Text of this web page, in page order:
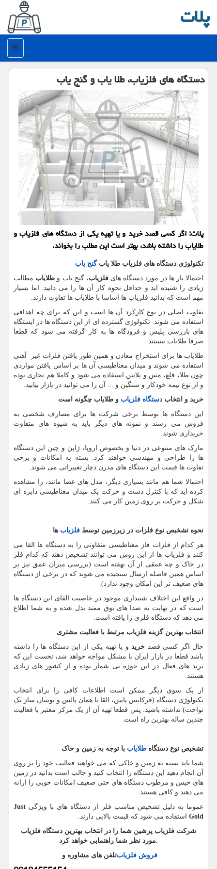
پلات
منو
دستگاه های فلزیاب، طلا یاب و گنج یاب
پلات: اگر كسی قصد خرید و یا تهیه یكی از دستگاه های فلزیاب و
طلایاب را داشته باشد، بهتر است این مطلب را بخواند.
تکنولوژی دستگاه‌ های فلزیاب طلا یابگنج‌ یاب
احتمالا بار ها در مورد دستگاه هایفلزیاب، گنج یاب و طلایاب مطالب
زیادی را شنیده اید و حداقل نحوه کار آن ها را می دانید. اما بسیار
مهم است که بدانید فلزیاب ها اساسا با طلایاب ها تفاوت دارند.
تفاوت اصلی در نوع کارکرد آن ها است و این که برای چه اهدافی
استفاده می شوند. تکنولوژی گسترده ای از این دستگاه ها در ایستگاه
های بازرسی پلیس و فرودگاه ها به کار گرفته می شود که قطعا
صرفا طلایاب نیستند.
طلایاب ها برای استخراج معادن و همین طور یافتن فلزات غیر آهنی
استفاده می شوند و میدان مغناطیسی آن ها بر اساس یافتن مواردی
چون طلا، قلع، مس و پلاتین استفاده می شود و کاملا هم تجاری بوده
و از نوع نیمه خودکار و سنگین و ... آن را می توانید در بازار بیابید.
خرید و انتخاب دستگاه فلزیاب و طلایاب چگونه است
این دستگاه ها توسط برخی شرکت ها برای مصارف شخصی به
فروش می رسند و نمونه های دیگر باید به شیوه های متفاوت
خریداری شوند.
مارک های متنوعی در دنیا و بخصوص اروپا، ژاپن و چین این دستگاه
ها را طراحی و مهندسی خواهند کرد. بسته به امکانات و برخی
تفاوت ها قیمت این دستگاه های مدرن دچار تغییراتی می شوند.
احتمالا شما هم مانند بسیاری دیگر، مدل های عصا مانند، را مشاهده
کرده اید که با کنترل دست و حرکت یک میدان مغناطیسی دایره ای
شکل و حرکت بر روی زمین کار می کنند.
نحوه تشخیص نوع فلزات در زیرزمین توسط فلزیاب ها
هر کدام از فلزات فاز مغناطیسی متفاوتی را به دستگاه ها القا می
کنند و فلزیاب ها از این روش می توانند تشخیص دهند که کدام فلز
در خاک و چه عمقی از آن نهفته است (بررسی میزان عمق نیز بر
اساس همین فاصله ارسال سنجیده می شوند که در برخی از دستگاه
های ضعیف تر این امکان وجود ندارد).
در واقع این اختلاف شنیداری موجود در خاصیت القای این دستگاه ها
است که در نهایت به صدا های بوق ممتد بدل شده و به شما اطلاع
می دهد که دستگاه فلزی را یافته است.
انتخاب بهترین گزینه فلزیاب مرتبط با فعالیت مشتری
حال اگر کسی قصد خرید و یا تهیه یکی از این دستگاه ها را داشته
باشد قطعا در بازار ایران با مشکل مواجه خواهد شد، نخست این که
برند های فعال در این حوزه بی شمار بوده و از کشور های زیادی
هستند.
از یک سوی دیگر ممکن است اطلاعات کافی را برای انتخاب
تکنولوژی دستگاه (فرکانس پایین، القا یا همان پالس و نوسان ساز یک
نواخت) نداشته باشید. پس قطعا تهیه آن از یک مرکز معتبر با فعالیت
چندین ساله بهترین راه است.
تشخیص نوع دستگاه طلایاب با توجه به زمین و خاک
شما باید بسته به زمین و خاکی که می خواهید فعالیت خود را بر روی
آن انجام دهید این دستگاه را انتخاب کنید و جالب است بدانید در زمین
های خیس و مرطوب دستگاه های حتی ضعیف امکانات خوبی را ارائه
می دهند و کافی هستند.
عموما به دلیل تشخیص مناسب فلز از دستگاه های با ویژگی Just
Gold استفاده می شود که قیمت بالایی دارند.
شرکت فلزیاب پرشین شما را در انتخاب بهترین دستگاه فلزیاب
مورد نظر شما راهنمایی خواهد کرد.
تلفن های مشاوره وفروش فلزیاب